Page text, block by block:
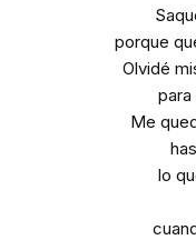
porque
Olvidé
Me
lo